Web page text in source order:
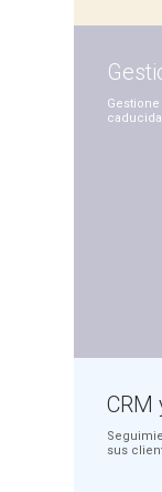
CRM
sus